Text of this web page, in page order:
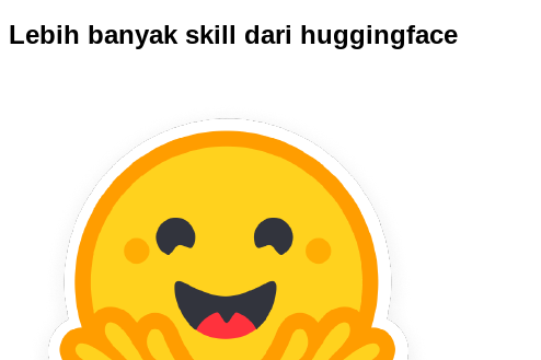
Lebih banyak skill dari huggingface